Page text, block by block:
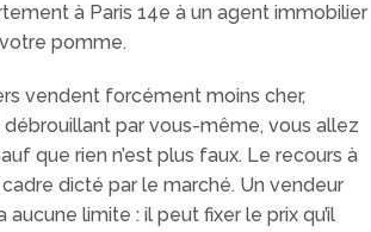
à Paris 14e à un agent immobilier
pomme.
vendent forcément moins cher,
débrouillant par vous-même, vous allez
que rien n’est plus faux. Le recours à
dicté par le marché. Un vendeur
aucune limite : il peut fixer le prix qu’il